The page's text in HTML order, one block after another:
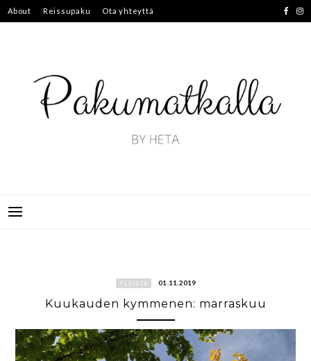
Skip
to
About Reissupaku Ota yhteyttä
YLEISTÄ 01.11.2019
Kuukauden kymmenen: marraskuu